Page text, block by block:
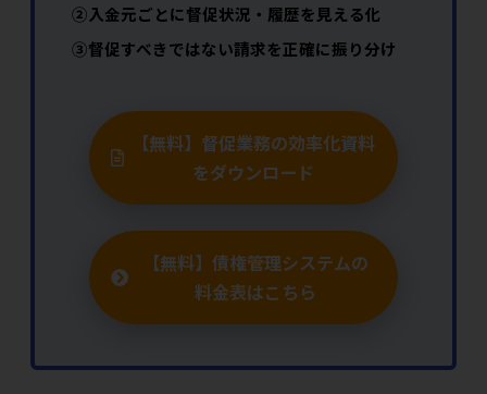
②入金元ごとに督促状況・履歴を見える化
③督促すべきではない請求を正確に振り分け
【無料】督促業務の効率化資料
をダウンロード
【無料】債権管理システムの
料金表はこちら